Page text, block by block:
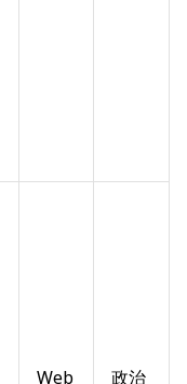
Web 政治